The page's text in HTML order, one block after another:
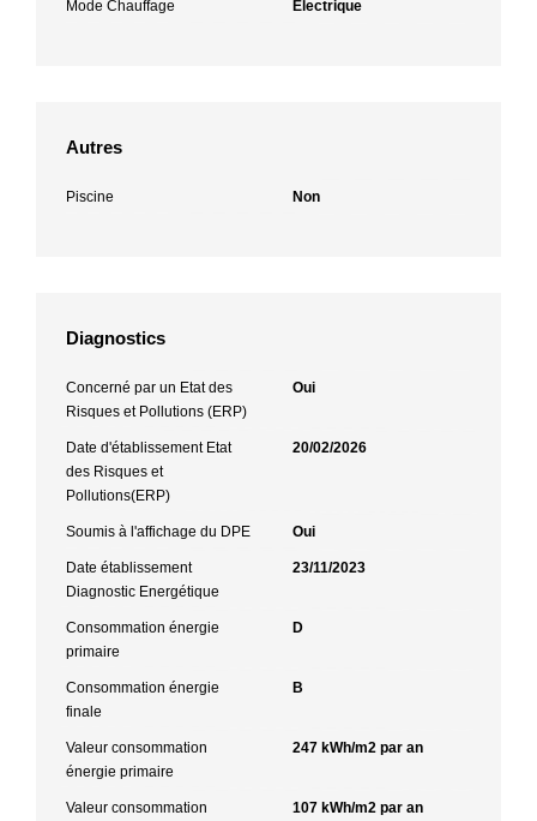
Mode Chauffage Electrique
Autres
Piscine Non
Diagnostics
Concerné par un Etat des
Risques et Pollutions (ERP)
Oui
Date d'établissement Etat
des Risques et
Pollutions(ERP)
20/02/2026
Soumis à l'affichage du DPE Oui
Date établissement
Diagnostic Energétique
23/11/2023
Consommation énergie
primaire
D
Consommation énergie
finale
B
Valeur consommation
énergie primaire
247 kWh/m2 par an
Valeur consommation
107 kWh/m2 par an